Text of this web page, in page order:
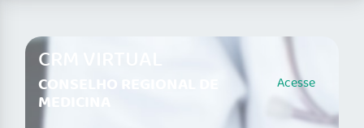
CRM VIRTUAL
CONSELHO REGIONAL DE
MEDICINA
Acesse